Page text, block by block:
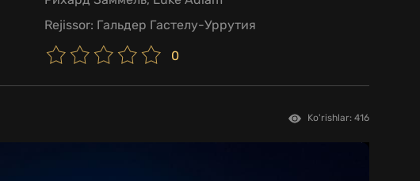
Rejissor: Гальдер Гастелу-Уррутия
0
Ko'rishlar: 416